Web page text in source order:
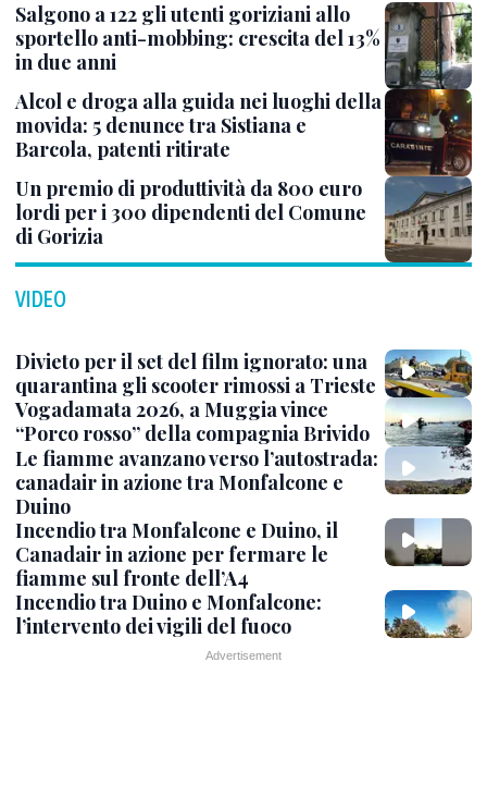
Salgono a 122 gli utenti goriziani allo
sportello anti-mobbing: crescita del 13%
in due anni
Alcol e droga alla guida nei luoghi della
movida: 5 denunce tra Sistiana e
Barcola, patenti ritirate
Un premio di produttività da 800 euro
lordi per i 300 dipendenti del Comune
di Gorizia
VIDEO
Divieto per il set del film ignorato: una
quarantina gli scooter rimossi a Trieste
Vogadamata 2026, a Muggia vince
“Porco rosso” della compagnia Brivido
Le fiamme avanzano verso l’autostrada:
canadair in azione tra Monfalcone e
Duino
Incendio tra Monfalcone e Duino, il
Canadair in azione per fermare le
fiamme sul fronte dell’A4
Incendio tra Duino e Monfalcone:
l’intervento dei vigili del fuoco